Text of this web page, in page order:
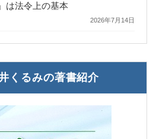
は法令上の基本
2026年7月14日
くるみの著書紹介